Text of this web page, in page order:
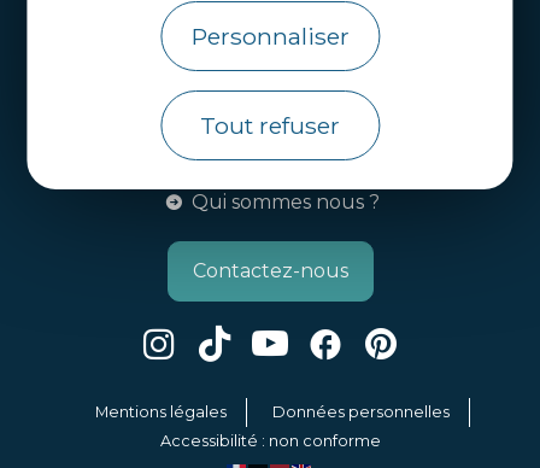
Personnaliser
Tout refuser
Infos pratiques
Côtes d’Armor Destination
Agence de Développement Touristique et
d’Attractivité des Côtes d’Armor.
Qui sommes nous ?
Contactez-nous
Mentions légales
Données personnelles
Accessibilité : non conforme